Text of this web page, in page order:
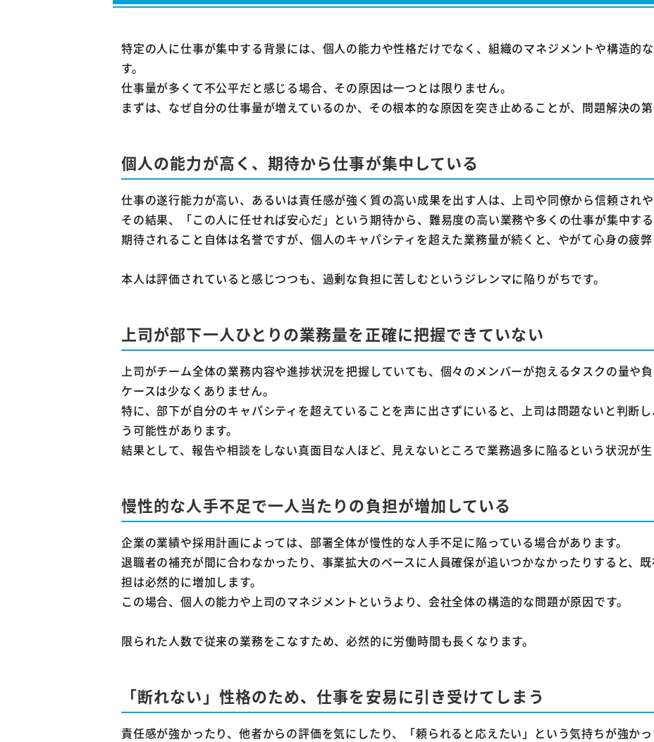
4
まだ辞めるのは早い？退職を思いとどまるべきケース
4-2 現在の経験が明確にキャリアアップに繋がる場合
4-3 仕事に慣れておらず、スキル不足が原因の場合
5-1 退職理由をポジティブな表現に言い換える準備をする
5-3 同じ失敗を繰り返さないための職場選びのポイント
6
仕事量の多さに関するよくある質問
仕事量が多すぎて処理できない場合、すぐに辞めても問題ないで
7
まとめ
特定の人に仕事が集中する背景には、個人の能力や性格だけでなく、組織のマネジメントや構造的
す。
仕事量が多くて不公平だと感じる場合、その原因は一つとは限りません。
まずは、なぜ自分の仕事量が増えているのか、その根本的な原因を突き止めることが、問題解決の第
個人の能力が高く、期待から仕事が集中している
仕事の遂行能力が高い、あるいは責任感が強く質の高い成果を出す人は、上司や同僚から信頼されや
その結果、「この人に任せれば安心だ」という期待から、難易度の高い業務や多くの仕事が集中する
期待されること自体は名誉ですが、個人のキャパシティを超えた業務量が続くと、やがて心身の疲弊
本人は評価されていると感じつつも、過剰な負担に苦しむというジレンマに陥りがちです。
上司が部下一人ひとりの業務量を正確に把握できていない
上司がチーム全体の業務内容や進捗状況を把握していても、個々のメンバーが抱えるタスクの量や
ケースは少なくありません。
特に、部下が自分のキャパシティを超えていることを声に出さずにいると、上司は問題ないと判断
う可能性があります。
結果として、報告や相談をしない真面目な人ほど、見えないところで業務過多に陥るという状況が生
慢性的な人手不足で一人当たりの負担が増加している
企業の業績や採用計画によっては、部署全体が慢性的な人手不足に陥っている場合があります。
退職者の補充が間に合わなかったり、事業拡大のペースに人員確保が追いつかなかったりすると、
担は必然的に増加します。
この場合、個人の能力や上司のマネジメントというより、会社全体の構造的な問題が原因です。
限られた人数で従来の業務をこなすため、必然的に労働時間も長くなります。
「断れない」性格のため、仕事を安易に引き受けてしまう
責任感が強かったり、他者からの評価を気にしたり、「頼られると応えたい」という気持ちが強か